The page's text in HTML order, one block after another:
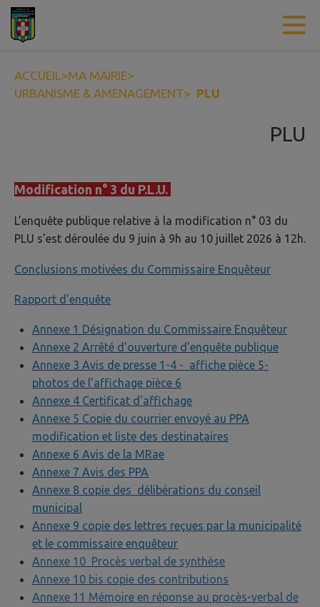
Contenu
ACCUEIL>MA MAIRIE>
URBANISME & AMENAGEMENT> PLU
PLU
Modification n° 3 du P.L.U.
L’enquête publique relative à la modification n° 03 du
PLU s'est déroulée du 9 juin à 9h au 10 juillet 2026 à 12h.
Conclusions motivées du Commissaire Enquêteur
Rapport d'enquête
Annexe 1 Désignation du Commissaire Enquêteur
Annexe 2 Arrêté d'ouverture d'enquête publique
Annexe 3 Avis de presse 1-4 - affiche pièce 5-
photos de l'affichage pièce 6
Annexe 4 Certificat d'affichage
Annexe 5 Copie du courrier envoyé au PPA
modification et liste des destinataires
Annexe 6 Avis de la MRae
Annexe 7 Avis des PPA
Annexe 8 copie des délibérations du conseil
municipal
Annexe 9 copie des lettres reçues par la municipalité
et le commissaire enquêteur
Annexe 10 Procès verbal de synthèse
Annexe 10 bis copie des contributions
Annexe 11 Mémoire en réponse au procès-verbal de